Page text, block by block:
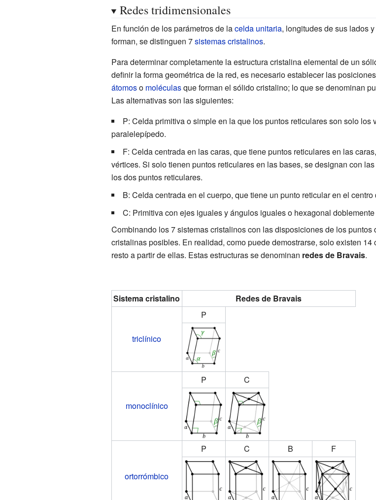
Redes tridimensionales
En función de los parámetros de lacelda unitaria, longitudes de sus lados
forman, se distinguen 7sistemas cristalinos.
Para determinar completamente la estructura cristalina elemental de un
definir la forma geométrica de la red, es necesario establecer las
átomoso moléculasque forman el sólido cristalino; lo que se denominan
Las alternativas son las siguientes:
P: Celda primitiva o simple en la que los puntos reticulares son solo los
paralelepípedo.
F: Celda centrada en las caras, que tiene puntos reticulares en las
vértices. Si solo tienen puntos reticulares en las bases, se designan con
los dos puntos reticulares.
B: Celda centrada en el cuerpo, que tiene un punto reticular en el
C: Primitiva con ejes iguales y ángulos iguales o hexagonal
Combinando los 7 sistemas cristalinos con las disposiciones de los
cristalinas posibles. En realidad, como puede demostrarse, solo existen
resto a partir de ellas. Estas estructuras se denominan redes de Bravais.
Sistema cristalino Redes de Bravais
triclínico
P
monoclínico
P C
ortorrómbico
P C B F